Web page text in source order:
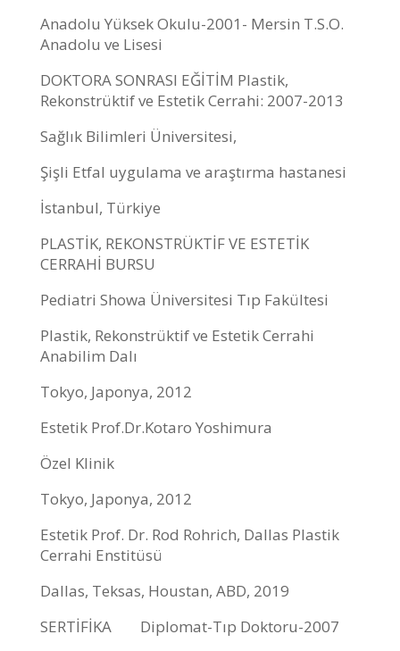
Anadolu Yüksek Okulu-2001- Mersin T.S.O.
Anadolu ve Lisesi
DOKTORA SONRASI EĞİTİM Plastik,
Rekonstrüktif ve Estetik Cerrahi: 2007-2013
Sağlık Bilimleri Üniversitesi,
Şişli Etfal uygulama ve araştırma hastanesi
İstanbul, Türkiye
PLASTİK, REKONSTRÜKTİF VE ESTETİK
CERRAHİ BURSU
Pediatri Showa Üniversitesi Tıp Fakültesi
Plastik, Rekonstrüktif ve Estetik Cerrahi
Anabilim Dalı
Tokyo, Japonya, 2012
Estetik Prof.Dr.Kotaro Yoshimura
Özel Klinik
Tokyo, Japonya, 2012
Estetik Prof. Dr. Rod Rohrich, Dallas Plastik
Cerrahi Enstitüsü
Dallas, Teksas, Houstan, ABD, 2019
SERTİFİKA Diplomat-Tıp Doktoru-2007